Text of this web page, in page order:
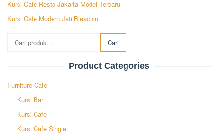
Kursi Cafe Resto Jakarta Model Terbaru
Kursi Cafe Modern Jati Bleachin
untuk:
Cari
Product Categories
Furniture Cafe
Kursi Bar
Kursi Cafe
Kursi Cafe Single